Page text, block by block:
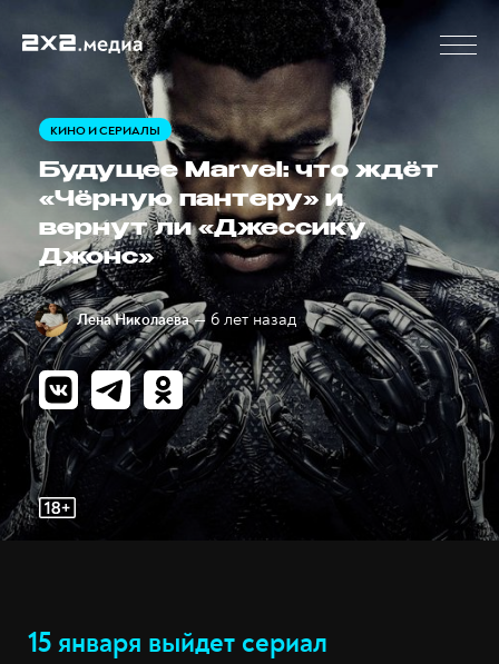
КИНО И СЕРИАЛЫ
Будущее Marvel: что ждёт
«Чёрную пантеру» и
вернут ли «Джессику
Джонс»
Лена Николаева — 6 лет назад
15 января выйдет сериал